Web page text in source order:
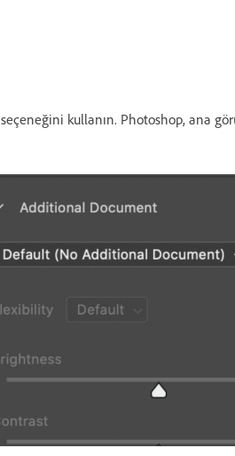
seçeneğini kullanın. Photoshop, ana